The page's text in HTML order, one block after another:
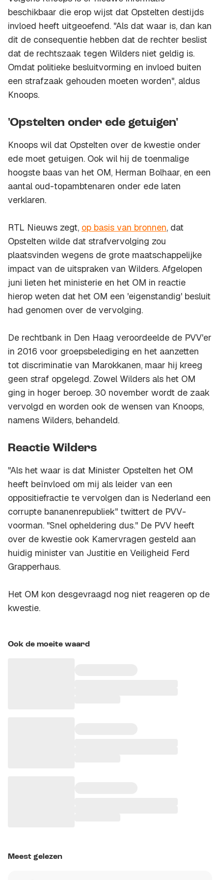
beschikbaar die erop wijst dat Opstelten destijds
invloed heeft uitgeoefend. "Als dat waar is, dan kan
dit de consequentie hebben dat de rechter beslist
dat de rechtszaak tegen Wilders niet geldig is.
Omdat politieke besluitvorming en invloed buiten
een strafzaak gehouden moeten worden", aldus
Knoops.
'Opstelten onder ede getuigen'
Knoops wil dat Opstelten over de kwestie onder
ede moet getuigen. Ook wil hij de toenmalige
hoogste baas van het OM, Herman Bolhaar, en een
aantal oud-topambtenaren onder ede laten
verklaren.
RTL Nieuws zegt, op basis van bronnen, dat
Opstelten wilde dat strafvervolging zou
plaatsvinden wegens de grote maatschappelijke
impact van de uitspraken van Wilders. Afgelopen
juni lieten het ministerie en het OM in reactie
hierop weten dat het OM een 'eigenstandig' besluit
had genomen over de vervolging.
De rechtbank in Den Haag veroordeelde de PVV'er
in 2016 voor groepsbelediging en het aanzetten
tot discriminatie van Marokkanen, maar hij kreeg
geen straf opgelegd. Zowel Wilders als het OM
ging in hoger beroep. 30 november wordt de zaak
vervolgd en worden ook de wensen van Knoops,
namens Wilders, behandeld.
Reactie Wilders
"Als het waar is dat Minister Opstelten het OM
heeft beïnvloed om mij als leider van een
oppositiefractie te vervolgen dan is Nederland een
corrupte bananenrepubliek'' twittert de PVV-
voorman. "Snel opheldering dus.'' De PVV heeft
over de kwestie ook Kamervragen gesteld aan
huidig minister van Justitie en Veiligheid Ferd
Grapperhaus.
Het OM kon desgevraagd nog niet reageren op de
kwestie.
Ook de moeite waard
Meest gelezen